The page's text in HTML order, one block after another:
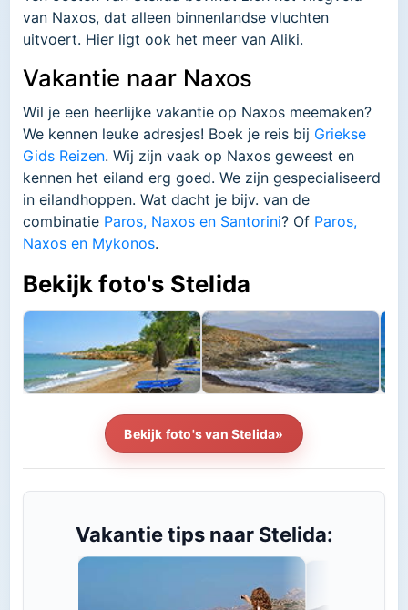
van Naxos, dat alleen binnenlandse vluchten
uitvoert. Hier ligt ook het meer van Aliki.
Vakantie naar Naxos
Wil je een heerlijke vakantie op Naxos meemaken?
We kennen leuke adresjes! Boek je reis bij Griekse
Gids Reizen. Wij zijn vaak op Naxos geweest en
kennen het eiland erg goed. We zijn gespecialiseerd
in eilandhoppen. Wat dacht je bijv. van de
combinatie Paros, Naxos en Santorini? Of Paros,
Naxos en Mykonos.
Bekijk foto's Stelida
Bekijk foto's van Stelida»
Vakantie tips naar Stelida: